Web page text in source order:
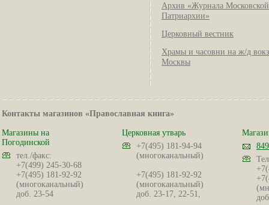
Архив «Журнала Московской
Патриархии»
Церковный вестник
Храмы и часовни на ж/д
Москвы
Контакты магазинов «Православная книга»
Магазины на
Погодинской
тел./факс:
+7(499) 245-30-68
+7(495) 181-92-92
(многоканальный)
доб. 23-54
Церковная утварь
+7(495) 181-94-94
(многоканальный)
+7(495) 181-92-92
(многоканальный)
доб. 23-17, 22-51,